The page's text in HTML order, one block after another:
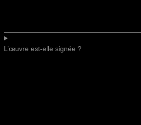
L’œuvre est-elle signée ?